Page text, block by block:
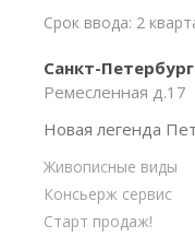
Срок ввода: 2
Санкт-Петербург
Ремесленная д.17
Новая легенда
Живописные виды
Консьерж сервис
Старт продаж!